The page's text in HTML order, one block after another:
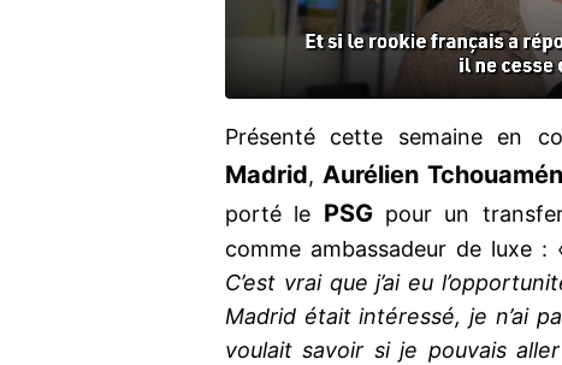
Présenté cette semaine en
Madrid,Aurélien
porté le PSGpour un
comme ambassadeur de luxe :
C’est vrai que j’ai eu
Madrid était intéressé, je n’ai
voulait savoir si je pouvais